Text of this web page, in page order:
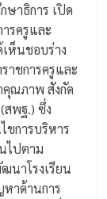
ษาธิการ เปิด
รครูและ
ห็นชอบร่าง
าชการครูและ
คุณภาพ สังกัด
พฐ.) ซึ่ง
ขการบริหาร
ไปตาม
นาโรงเรียน
าด้านการ